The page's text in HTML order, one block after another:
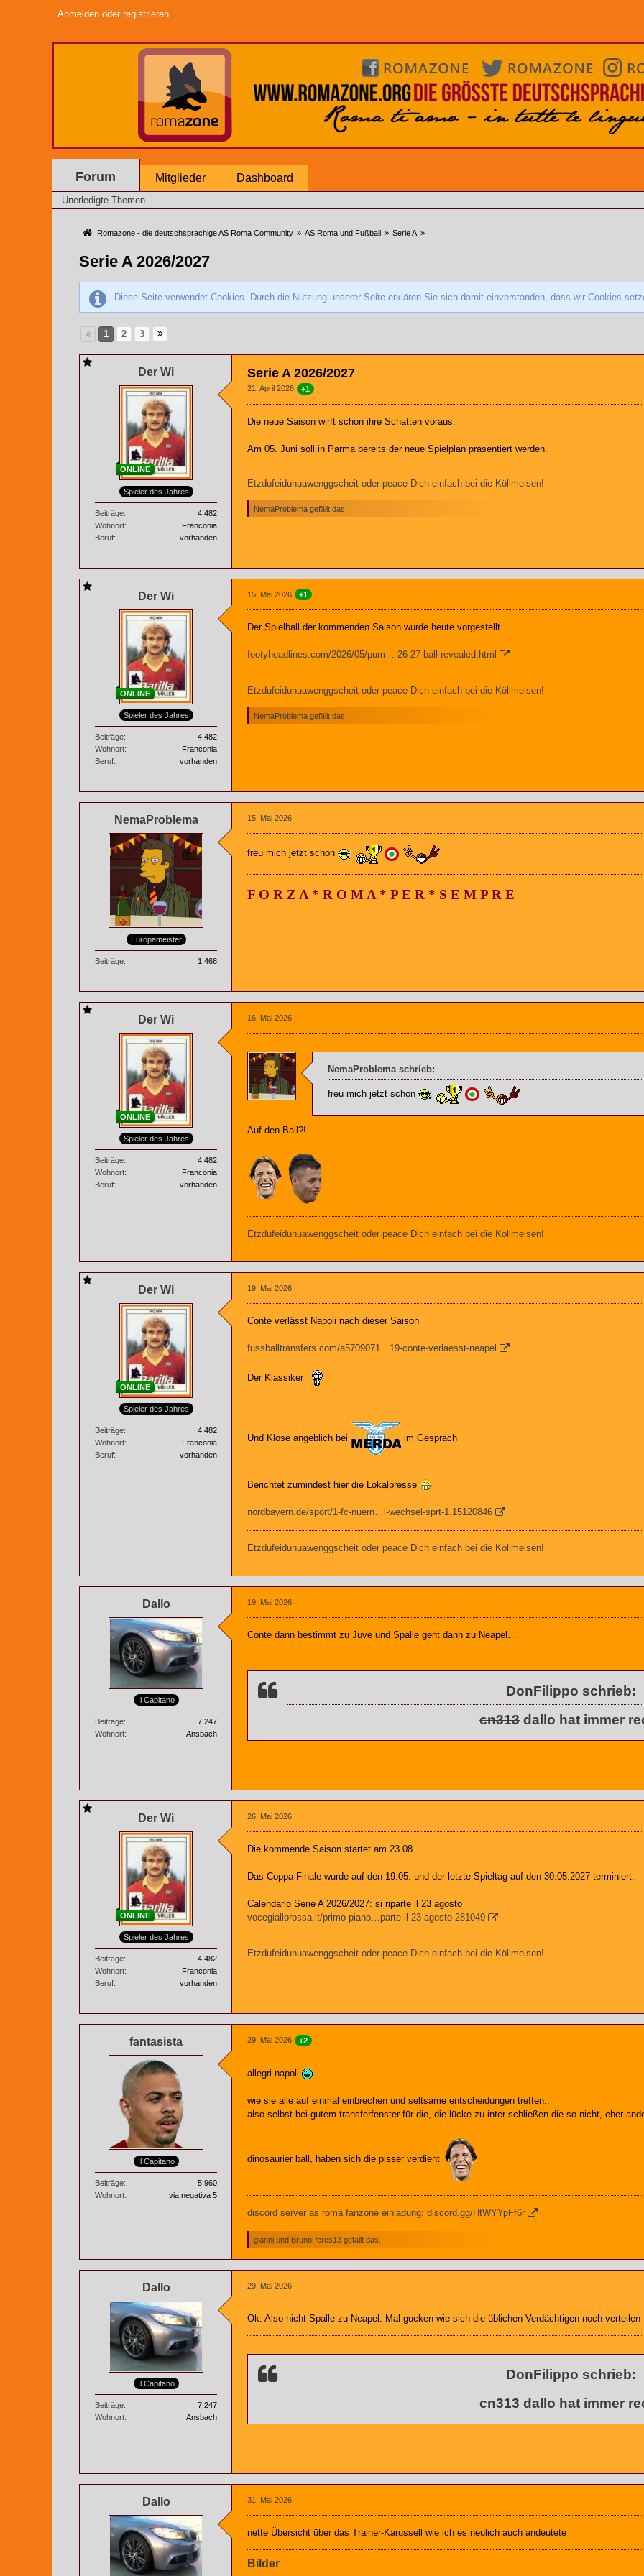
Anmelden oder registrieren
Forum Mitglieder Dashboard
Unerledigte Themen
Romazone - die deutschsprachige AS Roma Community » AS Roma und Fußball » Serie A »
Serie A 2026/2027
Diese Seite verwendet Cookies. Durch die Nutzung unserer Seite erklären Sie sich damit einverstanden, dass wir Cookies
1 2 3
Der Wi
ONLINE
Spieler des Jahres
Beiträge
4.482
Wohnort
Franconia
Beruf
vorhanden
Serie A 2026/2027
21. April 2026 +1
Die neue Saison wirft schon ihre Schatten voraus.
Am 05. Juni soll in Parma bereits der neue Spielplan präsentiert werden.
Etzdufeidunuawenggscheit oder peace Dich einfach bei die Köllmeisen!
NemaProblema gefällt das.
Der Wi
ONLINE
Spieler des Jahres
Beiträge
4.482
Wohnort
Franconia
Beruf
vorhanden
15. Mai 2026 +1
Der Spielball der kommenden Saison wurde heute vorgestellt
footyheadlines.com/2026/05/pum…-26-27-ball-revealed.html
Etzdufeidunuawenggscheit oder peace Dich einfach bei die Köllmeisen!
NemaProblema gefällt das.
NemaProblema
Europameister
Beiträge 1.468
15. Mai 2026
freu mich jetzt schon
F O R Z A * R O M A * P E R * S E M P R E
Der Wi
ONLINE
Spieler des Jahres
Beiträge
4.482
Wohnort
Franconia
Beruf
vorhanden
16. Mai 2026
NemaProblema schrieb:
freu mich jetzt schon
Auf den Ball?!
Etzdufeidunuawenggscheit oder peace Dich einfach bei die Köllmeisen!
Der Wi
ONLINE
Spieler des Jahres
Beiträge
4.482
Wohnort
Franconia
Beruf
vorhanden
19. Mai 2026
Conte verlässt Napoli nach dieser Saison
fussballtransfers.com/a5709071…19-conte-verlaesst-neapel
Der Klassiker
Und Klose angeblich bei im Gespräch
Berichtet zumindest hier die Lokalpresse
nordbayern.de/sport/1-fc-nuern…l-wechsel-sprt-1.15120846
Etzdufeidunuawenggscheit oder peace Dich einfach bei die Köllmeisen!
Dallo
Il Capitano
Beiträge
7.247
Wohnort
Ansbach
19. Mai 2026
Conte dann bestimmt zu Juve und Spalle geht dann zu Neapel…
DonFilippo schrieb:
cn313 dallo hat immer
Der Wi
ONLINE
Spieler des Jahres
Beiträge
4.482
Wohnort
Franconia
Beruf
vorhanden
26. Mai 2026
Die kommende Saison startet am 23.08.
Das Coppa-Finale wurde auf den 19.05. und der letzte Spieltag auf den 30.05.2027 terminiert.
Calendario Serie A 2026/2027: si riparte il 23 agosto
vocegiallorossa.it/primo-piano…parte-il-23-agosto-281049
Etzdufeidunuawenggscheit oder peace Dich einfach bei die Köllmeisen!
fantasista
Il Capitano
Beiträge
5.960
Wohnort
via negativa 5
29. Mai 2026 +2
allegri napoli
wie sie alle auf einmal einbrechen und seltsame entscheidungen treffen..
also selbst bei gutem transferfenster für die, die lücke zu inter schließen die so nicht, eher
dinosaurier ball, haben sich die pisser verdient
discord server as roma fanzone einladung: discord.gg/HtWYYpFf6r
gianni und BrunoPeres13 gefällt das.
Dallo
Il Capitano
Beiträge
7.247
Wohnort
Ansbach
29. Mai 2026
Ok. Also nicht Spalle zu Neapel. Mal gucken wie sich die üblichen Verdächtigen noch verteilen
DonFilippo schrieb:
cn313 dallo hat immer
Dallo 31. Mai 2026
nette Übersicht über das Trainer-Karussell wie ich es neulich auch andeutete
Bilder